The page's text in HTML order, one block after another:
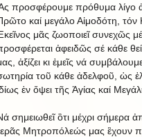
προσφέρουμε πρόθυμα λίγο
καί μεγάλο Αἱμοδότη, τόν
μᾶς ζωοποιεῖ συνεχῶς
ἀφειδῶς σέ κάθε
ἀξίζει κι ἐμεῖς νά
τοῦ κάθε ἀδελφοῦ, ὡς
ἐν ὄψει τῆς Ἁγίας καί
σημειωθεῖ ὃτι μέχρι σήμερα
Μητροπόλεώς μας ἒχουν